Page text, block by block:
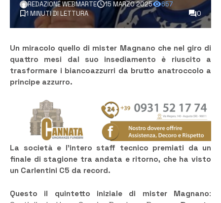
REDAZIONE WEBMARTE 15 MARZO 2025
657
1 MINUTI DI LETTURA
0
Un miracolo quello di mister Magnano che nel giro di
quattro mesi dal suo insediamento è riuscito a
trasformare i biancoazzurri da brutto anatroccolo a
principe azzurro.
La società e l’intero staff tecnico premiati da un
finale di stagione tra andata e ritorno, che ha visto
un Carlentini C5 da record.
Questo il quintetto iniziale di mister Magnano: